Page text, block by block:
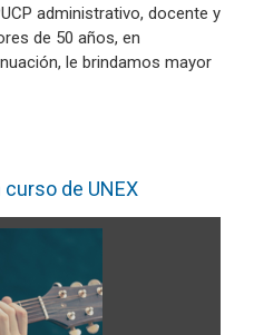
administrativo, docente y
de 50 años, en
le brindamos mayor
de UNEX